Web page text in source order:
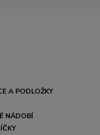
A PODLOŽKY
NÁDOBÍ